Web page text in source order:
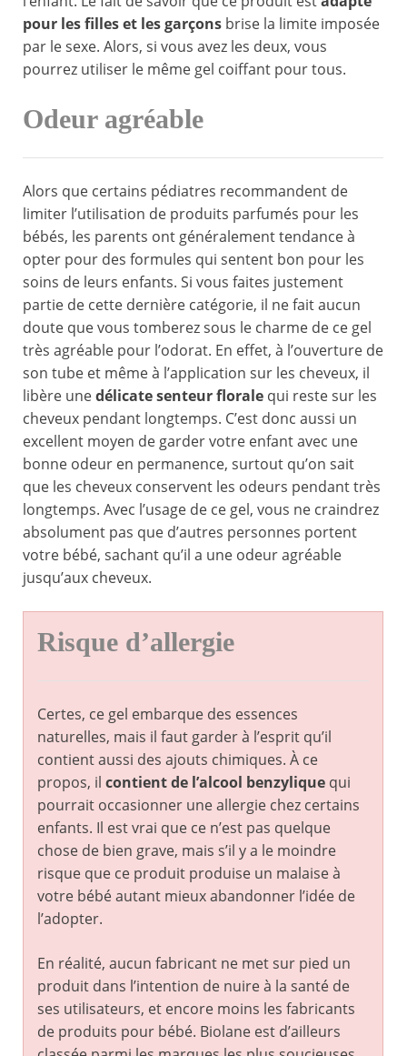
pour les filles et les garçons brise la limite imposée
par le sexe. Alors, si vous avez les deux, vous
pourrez utiliser le même gel coiffant pour tous.
Odeur agréable
Alors que certains pédiatres recommandent de
limiter l’utilisation de produits parfumés pour les
bébés, les parents ont généralement tendance à
opter pour des formules qui sentent bon pour les
soins de leurs enfants. Si vous faites justement
partie de cette dernière catégorie, il ne fait aucun
doute que vous tomberez sous le charme de ce gel
très agréable pour l’odorat. En effet, à l’ouverture de
son tube et même à l’application sur les cheveux, il
libère unedélicate senteur florale qui reste sur les
cheveux pendant longtemps. C’est donc aussi un
excellent moyen de garder votre enfant avec une
bonne odeur en permanence, surtout qu’on sait
que les cheveux conservent les odeurs pendant très
longtemps. Avec l’usage de ce gel, vous ne craindrez
absolument pas que d’autres personnes portent
votre bébé, sachant qu’il a une odeur agréable
jusqu’aux cheveux.
Risque d’allergie
Certes, ce gel embarque des essences
naturelles, mais il faut garder à l’esprit qu’il
contient aussi des ajouts chimiques. À ce
propos, il contient de l’alcool benzylique qui
pourrait occasionner une allergie chez certains
enfants. Il est vrai que ce n’est pas quelque
chose de bien grave, mais s’il y a le moindre
risque que ce produit produise un malaise à
votre bébé autant mieux abandonner l’idée de
l’adopter.
En réalité, aucun fabricant ne met sur pied un
produit dans l’intention de nuire à la santé de
ses utilisateurs, et encore moins les fabricants
de produits pour bébé. Biolane est d’ailleurs